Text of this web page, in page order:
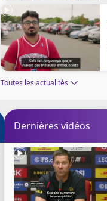
Toutes les actualités
Dernières vidéos